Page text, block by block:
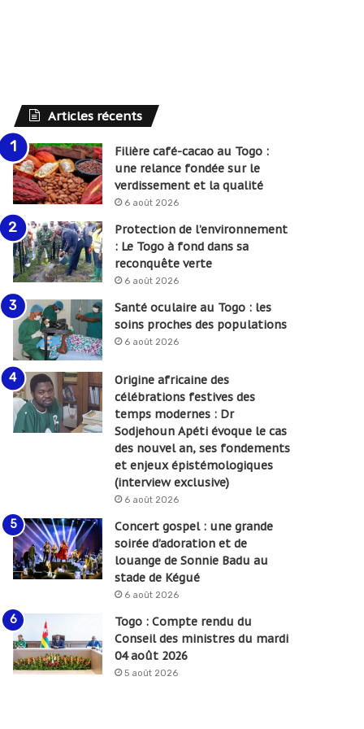
Articles récents
Filière café-cacao au Togo :
une relance fondée sur le
verdissement et la qualité
6 août 2026
Protection de l’environnement
: Le Togo à fond dans sa
reconquête verte
6 août 2026
Santé oculaire au Togo : les
soins proches des populations
6 août 2026
Origine africaine des
célébrations festives des
temps modernes : Dr
Sodjehoun Apéti évoque le cas
des nouvel an, ses fondements
et enjeux épistémologiques
(interview exclusive)
6 août 2026
Concert gospel : une grande
soirée d’adoration et de
louange de Sonnie Badu au
stade de Kégué
6 août 2026
Togo : Compte rendu du
Conseil des ministres du mardi
04 août 2026
5 août 2026